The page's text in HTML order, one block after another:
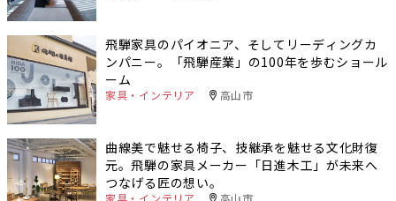
飛騨家具のパイオニア、そしてリーディングカ
ンパニー。「飛騨産業」の100年を歩むショール
ーム
家具・インテリア 高山市
曲線美で魅せる椅子、技継承を魅せる文化財復
元。飛騨の家具メーカー「日進木工」が未来へ
つなげる匠の想い。
家具・インテリア 高山市